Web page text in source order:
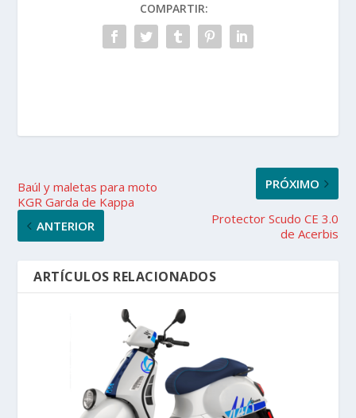
COMPARTIR:
Baúl y maletas para moto
KGR Garda de Kappa
ANTERIOR
PRÓXIMO
Protector Scudo CE 3.0
de Acerbis
ARTÍCULOS RELACIONADOS